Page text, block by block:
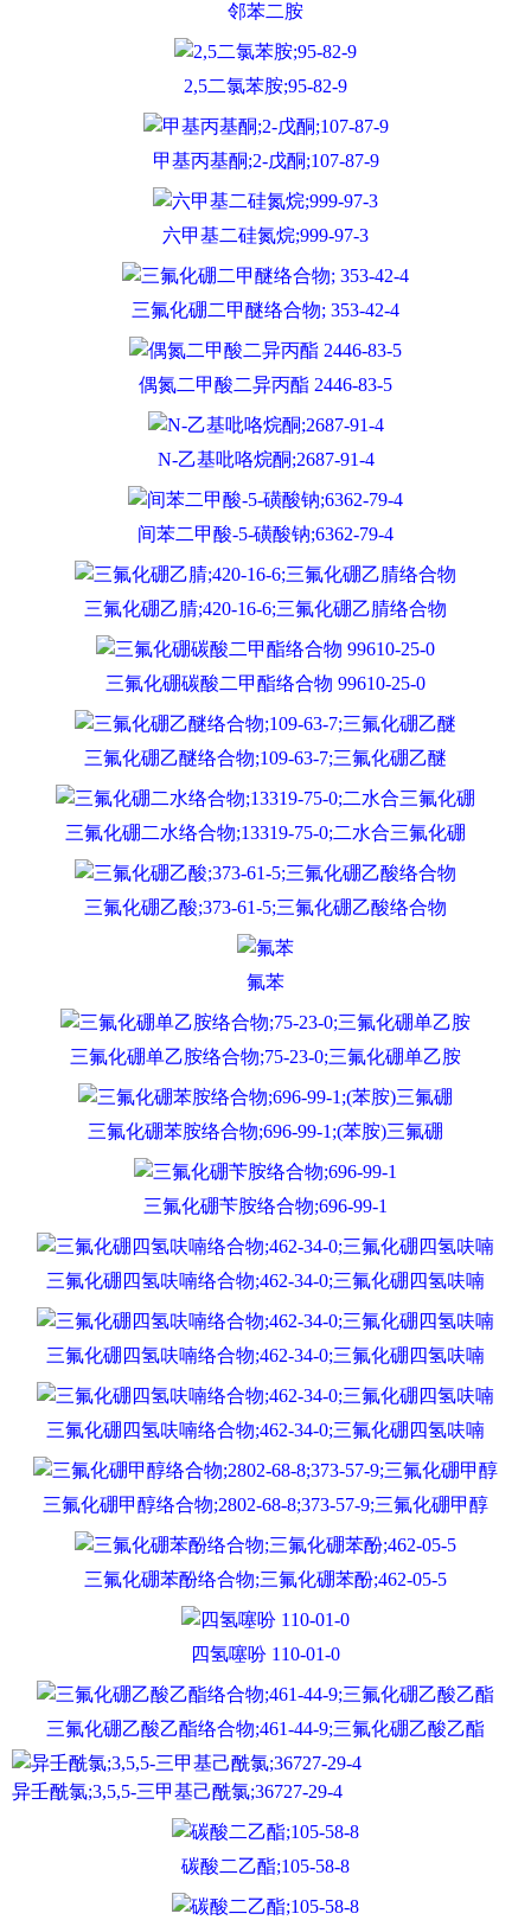
邻苯二胺
2,5二氯苯胺;95-82-9
甲基丙基酮;2-戊酮;107-87-9
六甲基二硅氮烷;999-97-3
三氟化硼二甲醚络合物; 353-42-4
偶氮二甲酸二异丙酯 2446-83-5
N-乙基吡咯烷酮;2687-91-4
间苯二甲酸-5-磺酸钠;6362-79-4
三氟化硼乙腈;420-16-6;三氟化硼乙腈络合物
三氟化硼碳酸二甲酯络合物 99610-25-0
三氟化硼乙醚络合物;109-63-7;三氟化硼乙醚
三氟化硼二水络合物;13319-75-0;二水合三氟化硼
三氟化硼乙酸;373-61-5;三氟化硼乙酸络合物
氟苯
三氟化硼单乙胺络合物;75-23-0;三氟化硼单乙胺
三氟化硼苯胺络合物;696-99-1;(苯胺)三氟硼
三氟化硼苄胺络合物;696-99-1
三氟化硼四氢呋喃络合物;462-34-0;三氟化硼四氢呋喃
三氟化硼四氢呋喃络合物;462-34-0;三氟化硼四氢呋喃
三氟化硼四氢呋喃络合物;462-34-0;三氟化硼四氢呋喃
三氟化硼甲醇络合物;2802-68-8;373-57-9;三氟化硼甲醇
三氟化硼苯酚络合物;三氟化硼苯酚;462-05-5
四氢噻吩 110-01-0
三氟化硼乙酸乙酯络合物;461-44-9;三氟化硼乙酸乙酯
异壬酰氯;3,5,5-三甲基己酰氯;36727-29-4
碳酸二乙酯;105-58-8